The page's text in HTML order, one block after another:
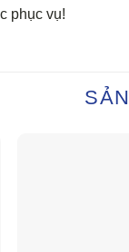
phục vụ!